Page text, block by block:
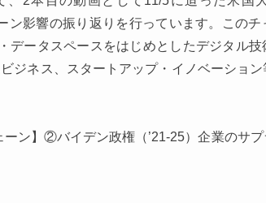
ン影響の振り返りを行っています。この
ータスペースをはじめとしたデジタル技
ジネス、スタートアップ・イノベーショ
ン】②バイデン政権（’21-25）企業のサ